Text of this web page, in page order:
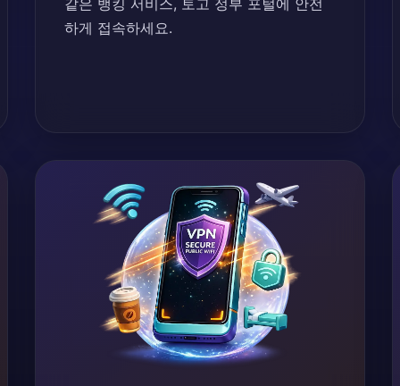
같은 뱅킹 서비스, 토고 정부 포털에 안전
하게 접속하세요.